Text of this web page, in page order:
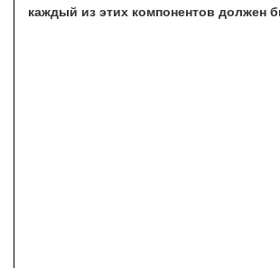
каждый из этих компонентов должен